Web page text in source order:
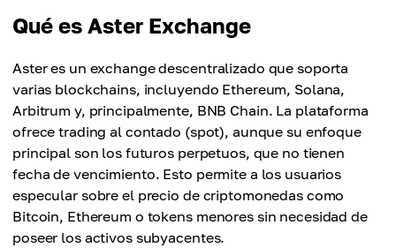
Qué es Aster Exchange
Aster es un exchange descentralizado que soporta
varias blockchains, incluyendo Ethereum, Solana,
Arbitrum y, principalmente, BNB Chain. La plataforma
ofrece trading al contado (spot), aunque su enfoque
principal son los futuros perpetuos, que no tienen
fecha de vencimiento. Esto permite a los usuarios
especular sobre el precio de criptomonedas como
Bitcoin, Ethereum o tokens menores sin necesidad de
poseer los activos subyacentes.